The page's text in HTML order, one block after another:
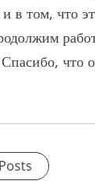
в том, что
что